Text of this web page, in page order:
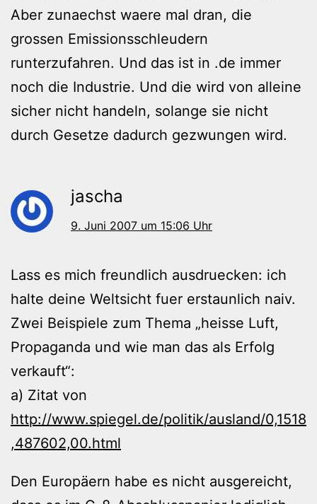
Aber zunaechst waere mal dran, die
grossen Emissionsschleudern
runterzufahren. Und das ist in .de immer
noch die Industrie. Und die wird von alleine
sicher nicht handeln, solange sie nicht
durch Gesetze dadurch gezwungen wird.
jascha
9. Juni 2007 um 15:06 Uhr
Lass es mich freundlich ausdruecken: ich
halte deine Weltsicht fuer erstaunlich naiv.
Zwei Beispiele zum Thema „heisse Luft,
Propaganda und wie man das als Erfolg
verkauft“:
a) Zitat von
http://www.spiegel.de/politik/ausland/0,1518
,487602,00.html
Den Europäern habe es nicht ausgereicht,